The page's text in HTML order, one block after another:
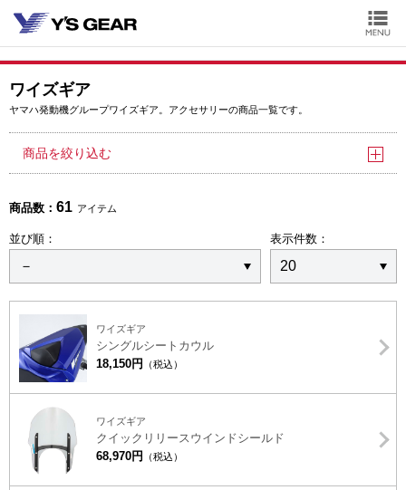
ワイズギア
ヤマハ発動機グループワイズギア。アクセサリーの商品一覧です。
商品を絞り込む
商品数： 61 アイテム
並び順： 表示件数：
ワイズギア
シングルシートカウル
18,150円
（税込）
ワイズギア
クイックリリースウインドシールド
68,970円
（税込）